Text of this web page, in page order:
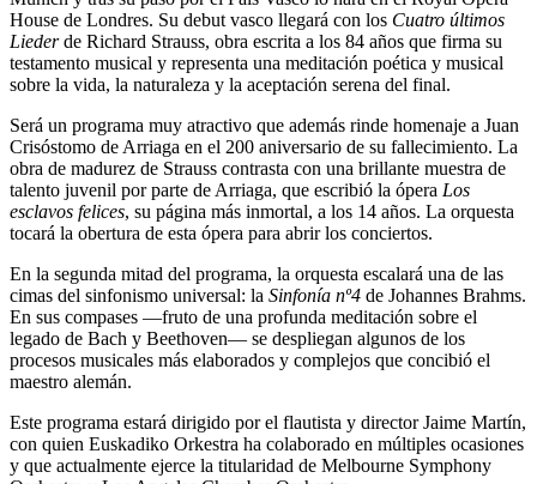
House de Londres. Su debut vasco llegará con los Cuatro últimos
Liederde Richard Strauss, obra escrita a los 84 años que firma su
testamento musical y representa una meditación poética y musical
sobre la vida, la naturaleza y la aceptación serena del final.
Será un programa muy atractivo que además rinde homenaje a Juan
Crisóstomo de Arriaga en el 200 aniversario de su fallecimiento. La
obra de madurez de Strauss contrasta con una brillante muestra de
talento juvenil por parte de Arriaga, que escribió la ópera Los
esclavos felices, su página más inmortal, a los 14 años. La orquesta
tocará la obertura de esta ópera para abrir los conciertos.
En la segunda mitad del programa, la orquesta escalará una de las
cimas del sinfonismo universal: la Sinfonía nº4 de Johannes Brahms.
En sus compases —fruto de una profunda meditación sobre el
legado de Bach y Beethoven— se despliegan algunos de los
procesos musicales más elaborados y complejos que concibió el
maestro alemán.
Este programa estará dirigido por el flautista y director Jaime Martín,
con quien Euskadiko Orkestra ha colaborado en múltiples ocasiones
y que actualmente ejerce la titularidad de Melbourne Symphony